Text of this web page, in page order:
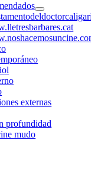
externas
profundidad
mudo